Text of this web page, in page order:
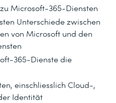
Microsoft-365-Diensten
Unterschiede zwischen
von Microsoft und den
365-Dienste die
einschliesslich Cloud-,
Identität